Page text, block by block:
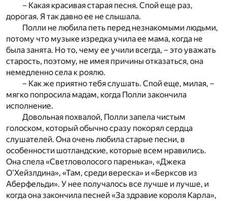
– Какая красивая старая песня. Спой еще раз,
дорогая. Я так давно ее не слышала.
Полли не любила петь перед незнакомыми людьми,
потому что музыке изредка учила ее мама, когда не
была занята. Но то, чему ее учили всегда, – это уважать
старость, поэтому, не имея причины отказаться, она
немедленно села к роялю.
– Как же приятно тебя слушать. Спой еще, милая, –
мягко попросила мадам, когда Полли закончила
исполнение.
Довольная похвалой, Полли запела чистым
голоском, который обычно сразу покорял сердца
слушателей. Она очень любила старые песни, в
особенности шотландские, которые всем нравились.
Она спела «Светловолосого паренька», «Джека
О’Хейзлдина», «Там, среди вереска» и «Берксов из
Аберфельди». У нее получалось все лучше и лучше, и
когда она закончила песней «За здравие короля Карла»,